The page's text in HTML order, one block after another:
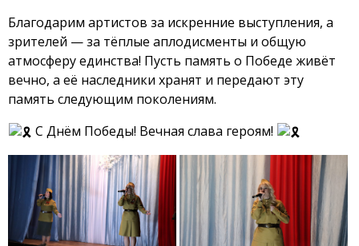
Благодарим артистов за искренние выступления, а
зрителей — за тёплые аплодисменты и общую
атмосферу единства! Пусть память о Победе живёт
вечно, а её наследники хранят и передают эту
память следующим поколениям.
С Днём Победы! Вечная слава героям!